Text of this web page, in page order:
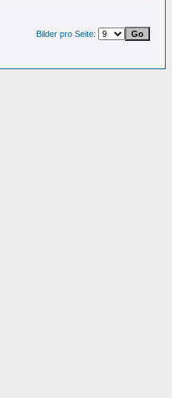
Bilder pro Seite: